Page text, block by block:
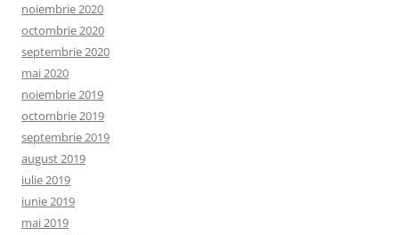
noiembrie 2020
octombrie 2020
septembrie 2020
mai 2020
noiembrie 2019
octombrie 2019
septembrie 2019
august 2019
iulie 2019
iunie 2019
mai 2019